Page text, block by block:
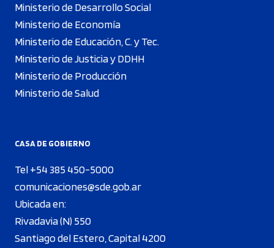
Ministerio de Desarrollo Social
Ministerio de Economía
Ministerio de Educación, C. y Tec.
Ministerio de Justicia y DDHH
Ministerio de Producción
Ministerio de Salud
CASA DE GOBIERNO
Tel +54 385 450-5000
comunicaciones@sde.gob.ar
Ubicada en:
Rivadavia (N) 550
Santiago del Estero, Capital 4200